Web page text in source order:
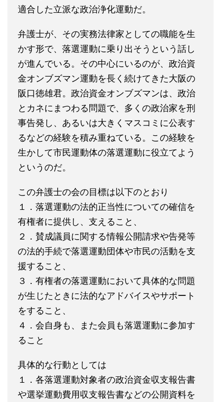
適合した立派な政治浄化運動だ。
弁護士が、その実務法律家としての職能を生
かす形で、落選運動に乗り出そうという話し
が進んでいる。その中心にいるのが、政治資
金オンブズマン運動を長く続けてきた大阪の
阪口徳雄君。政治資金オンブズマンは、政治
とカネにまつわる問題で、多くの政治家を刑
事告発し、あるいは大きくマスコミに公表す
るなどの経験を積み重ねている。この経験を
生かして市民運動体の落選運動に役立てよう
というのだ。
この弁護士の会の目標は以下のとおり
１．落選運動の法的正当性についての確信を
有権者に提供し、支えること、
２．賛成議員に関する情報公開請求や告発等
の法的手続で落選運動団体や市民の活動を支
援すること、
３．有権者の落選運動において具体的な問題
が生じたときに法的なアドバイスやサポート
をすること、
４．会自身も、また会員も落選運動に参加す
ること
具体的な行動としては
１．各落選運動対象者の政治資金収支報告書
や選挙運動費用収支報告書などの公開資料を